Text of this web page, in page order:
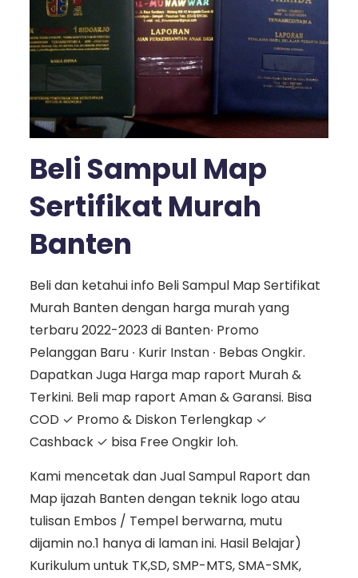
Beli Sampul Map
Sertifikat Murah
Banten
Beli dan ketahui info Beli Sampul Map Sertifikat
Murah Banten dengan harga murah yang
terbaru 2022-2023 di Banten∙ Promo
Pelanggan Baru ∙ Kurir Instan ∙ Bebas Ongkir.
Dapatkan Juga Harga map raport Murah &
Terkini. Beli map raport Aman & Garansi. Bisa
COD ✓ Promo & Diskon Terlengkap ✓
Cashback ✓ bisa Free Ongkir loh.
Kami mencetak dan Jual Sampul Raport dan
Map ijazah Banten dengan teknik logo atau
tulisan Embos / Tempel berwarna, mutu
dijamin no.1 hanya di laman ini. Hasil Belajar)
Kurikulum untuk TK,SD, SMP-MTS, SMA-SMK,